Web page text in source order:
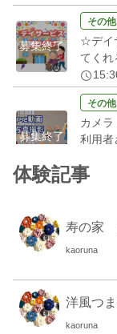
募集終了
その他
☆デイ
てくれ
募集終了
その他
カメ
利用者
募集終了
エア
域密
の募集
募集終了
その他
体験記事
寿の家
kaoruna
洋風つ
kaoruna